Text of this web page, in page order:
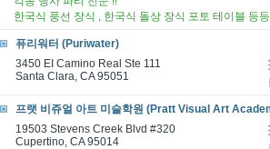
한국식 풍선 장식 , 한국식 돌상 장식 포토 테이블 등
퓨리워터 (Puriwater)
3450 EI Camino Real Ste 111
Santa Clara, CA 95051
프랫 비쥬얼 아트 미술학원 (Pratt Visual Art
19503 Stevens Creek Blvd #320
Cupertino, CA 95014